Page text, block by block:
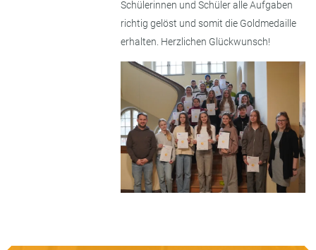
Schülerinnen und Schüler alle Aufgaben
richtig gelöst und somit die Goldmedaille
erhalten. Herzlichen Glückwunsch!